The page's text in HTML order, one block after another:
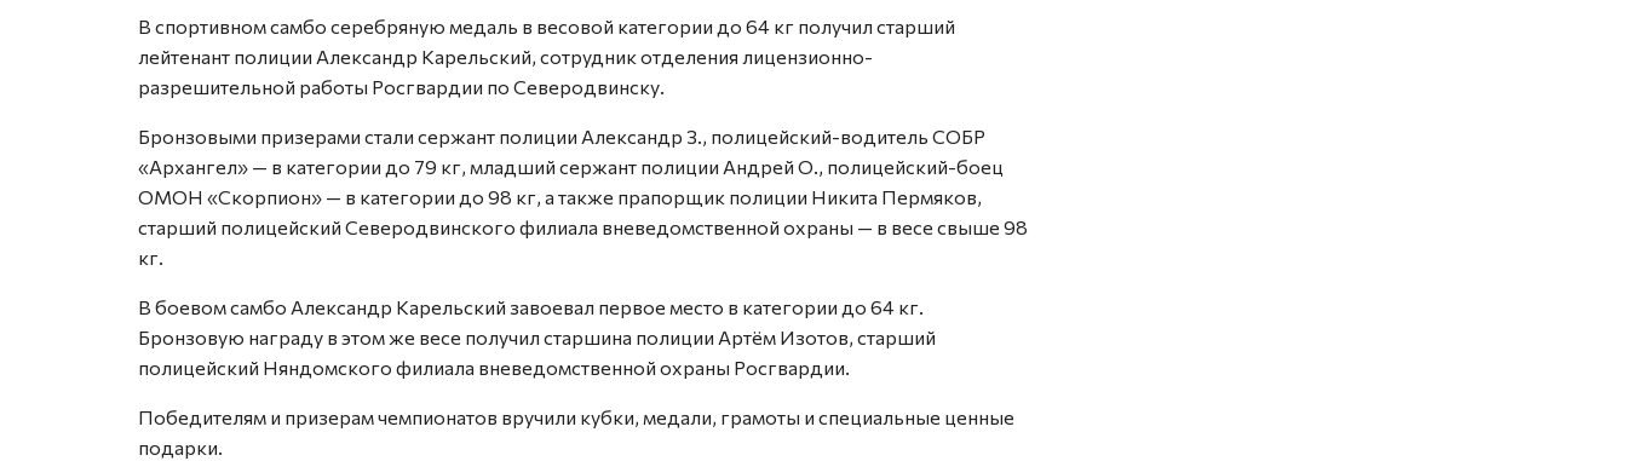
В спортивном самбо серебряную медаль в весовой категории до 64 кг получил старший
лейтенант полиции Александр Карельский, сотрудник отделения лицензионно-
разрешительной работы Росгвардии по Северодвинску.
Бронзовыми призерами стали сержант полиции Александр З., полицейский-водитель СОБР
«Архангел» — в категории до 79 кг, младший сержант полиции Андрей О., полицейский-боец
ОМОН «Скорпион» — в категории до 98 кг, а также прапорщик полиции Никита Пермяков,
старший полицейский Северодвинского филиала вневедомственной охраны — в весе свыше 98
кг.
В боевом самбо Александр Карельский завоевал первое место в категории до 64 кг.
Бронзовую награду в этом же весе получил старшина полиции Артём Изотов, старший
полицейский Няндомского филиала вневедомственной охраны Росгвардии.
Победителям и призерам чемпионатов вручили кубки, медали, грамоты и специальные ценные
подарки.